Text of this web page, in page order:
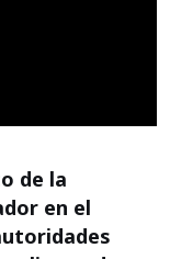
de la
en el